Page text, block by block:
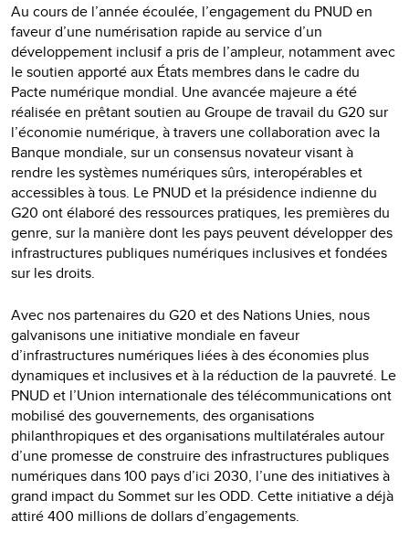
Au cours de l’année écoulée, l’engagement du PNUD en
faveur d’une numérisation rapide au service d’un
développement inclusif a pris de l’ampleur, notamment avec
le soutien apporté aux États membres dans le cadre du
Pacte numérique mondial. Une avancée majeure a été
réalisée en prêtant soutien au Groupe de travail du G20 sur
l’économie numérique, à travers une collaboration avec la
Banque mondiale, sur un consensus novateur visant à
rendre les systèmes numériques sûrs, interopérables et
accessibles à tous. Le PNUD et la présidence indienne du
G20 ont élaboré des ressources pratiques, les premières du
genre, sur la manière dont les pays peuvent développer des
infrastructures publiques numériques inclusives et fondées
sur les droits.
Avec nos partenaires du G20 et des Nations Unies, nous
galvanisons une initiative mondiale en faveur
d’infrastructures numériques liées à des économies plus
dynamiques et inclusives et à la réduction de la pauvreté. Le
PNUD et l’Union internationale des télécommunications ont
mobilisé des gouvernements, des organisations
philanthropiques et des organisations multilatérales autour
d’une promesse de construire des infrastructures publiques
numériques dans 100 pays d’ici 2030, l’une des initiatives à
grand impact du Sommet sur les ODD. Cette initiative a déjà
attiré 400 millions de dollars d’engagements.